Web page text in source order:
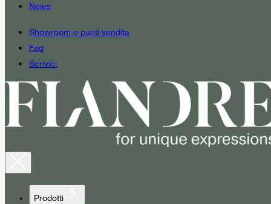
News
Showroom e punti vendita
Faq
Scrivici
Prodotti